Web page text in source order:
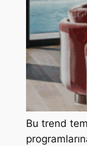
Bu trend